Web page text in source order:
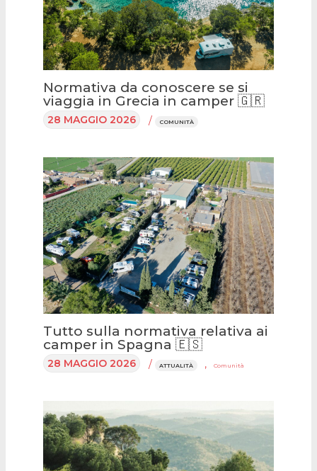
Normativa da conoscere se si
viaggia in Grecia in camper 🇬🇷
28 MAGGIO 2026 / COMUNITÀ
Tutto sulla normativa relativa ai
camper in Spagna 🇪🇸
28 MAGGIO 2026 / ATTUALITÀ , Comunità